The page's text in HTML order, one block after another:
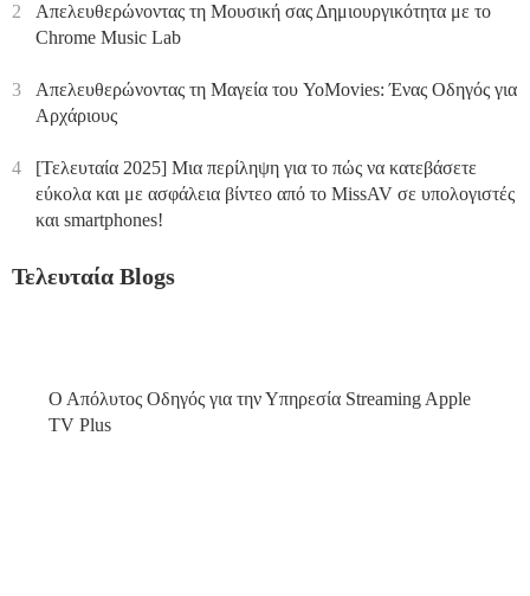
2
Απελευθερώνοντας τη Μουσική σας Δημιουργικότητα με το
Chrome Music Lab
3
Απελευθερώνοντας τη Μαγεία του YoMovies: Ένας Οδηγός για
Αρχάριους
4
[Τελευταία 2025] Μια περίληψη για το πώς να κατεβάσετε
εύκολα και με ασφάλεια βίντεο από το MissAV σε υπολογιστές
και smartphones!
Τελευταία Blogs
Ο Απόλυτος Οδηγός για την Υπηρεσία Streaming Apple
TV Plus